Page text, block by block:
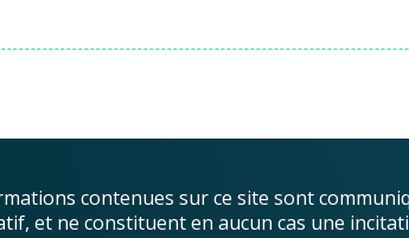
contenues sur ce site sont
et ne constituent en aucun cas une